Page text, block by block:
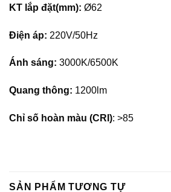
KT lắp đặt(mm): Ø62
Điện áp: 220V/50Hz
Ánh sáng: 3000K/6500K
Quang thông: 1200lm
Chỉ số hoàn màu (CRI): >85
SẢN PHẨM TƯƠNG TỰ